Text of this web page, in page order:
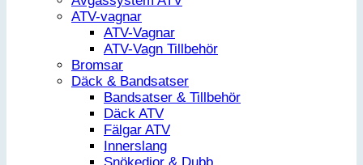
ATV-vagnar
ATV-Vagnar
ATV-Vagn Tillbehör
Bromsar
Däck & Bandsatser
Bandsatser & Tillbehör
Däck ATV
Fälgar ATV
Innerslang
Snökedjor & Dubb